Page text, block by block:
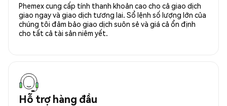
Phemex cung cấp tính thanh khoản cao cho cả giao dịch
giao ngay và giao dịch tương lai. Sổ lệnh số lượng lớn của
chúng tôi đảm bảo giao dịch suôn sẻ và giá cả ổn định
cho tất cả tài sản niêm yết.
Hỗ trợ hàng đầu